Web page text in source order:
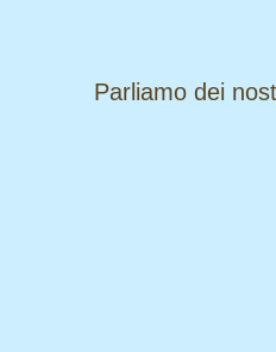
​​​​​​​Parliamo dei